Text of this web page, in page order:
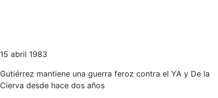
15 abril 1983
Gutiérrez mantiene una guerra feroz contra el YA y De la
Cierva desde hace dos años